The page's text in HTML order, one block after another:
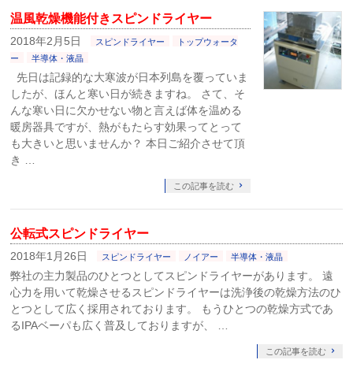
温風乾燥機能付きスピンドライヤー
2018年2月5日 スピンドライヤー
トップウォータ
ー
半導体・液晶
先日は記録的な大寒波が日本列島を覆っていま
したが、ほんと寒い日が続きますね。 さて、そ
んな寒い日に欠かせない物と言えば体を温める
暖房器具ですが、熱がもたらす効果ってとって
も大きいと思いませんか？ 本日ご紹介させて頂
き …
この記事を読む
公転式スピンドライヤー
2018年1月26日 スピンドライヤー ノイアー 半導体・液晶
弊社の主力製品のひとつとしてスピンドライヤーがあります。 遠
心力を用いて乾燥させるスピンドライヤーは洗浄後の乾燥方法のひ
とつとして広く採用されております。 もうひとつの乾燥方式であ
るIPAベーパも広く普及しておりますが、 …
この記事を読む